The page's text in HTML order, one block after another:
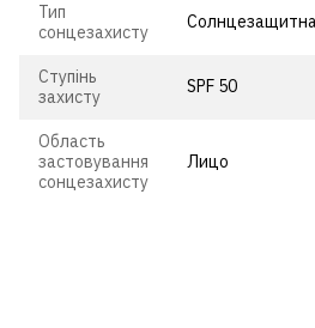
Тип
сонцезахисту
Ступінь
захисту
SPF 50
Область
застовування
сонцезахисту
Лицо